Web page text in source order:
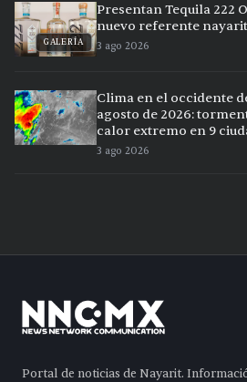
GALERÍA
Presentan Tequila 222
nuevo referente
3 ago 2026
Clima en el occidente
agosto de 2026:
calor extremo en 9
3 ago 2026
Portal de noticias de Nayarit.